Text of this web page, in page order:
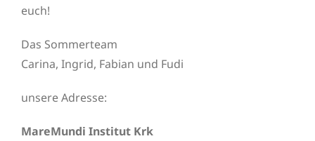
euch!
Das Sommerteam
Carina, Ingrid, Fabian und Fudi
unsere Adresse:
MareMundi Institut Krk